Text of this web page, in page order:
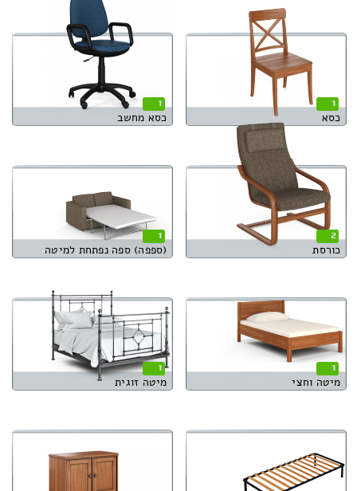
1
כסא
1
כסא מחשב
2
כורסת
1
(ספפה) ספה נפתחת למיטה
1
מיטה וחצי
1
מיטה זוגית